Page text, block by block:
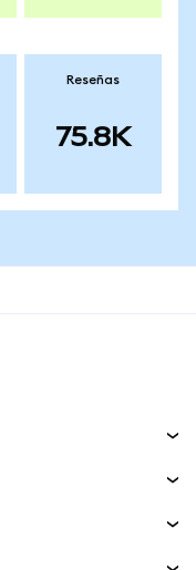
Reseñas
75.8K